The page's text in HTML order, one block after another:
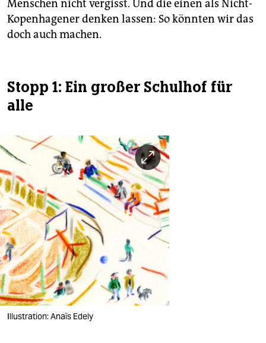
Menschen nicht vergisst. Und die einen als Nicht-
Kopenhagener denken lassen: So könnten wir das
doch auch machen.
Stopp 1: Ein großer Schulhof für
alle
Illustration: Anaïs Edely